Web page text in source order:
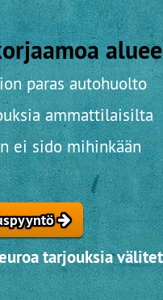
paras autohuolto
ammattilaisilta
ei sido mihinkään
tarjouksia